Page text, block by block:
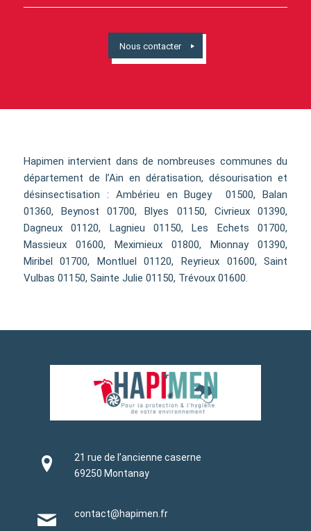
Nous contacter
Hapimen intervient dans de nombreuses communes du
département de l’Ain en dératisation, désourisation et
désinsectisation : Ambérieu en Bugey 01500, Balan
01360, Beynost 01700, Blyes 01150, Civrieux 01390,
Dagneux 01120, Lagnieu 01150, Les Echets 01700,
Massieux 01600, Meximieux 01800, Mionnay 01390,
Miribel 01700, Montluel 01120, Reyrieux 01600, Saint
Vulbas 01150, Sainte Julie 01150, Trévoux 01600.
21 rue de l’ancienne caserne
69250 Montanay
contact@hapimen.fr